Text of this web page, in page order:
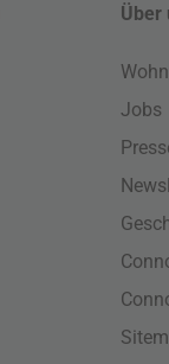
Über
Jobs